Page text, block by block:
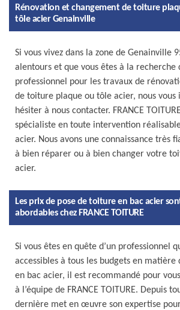
Rénovation et changement de toiture
tôle acier Genainville
Si vous vivez dans la zone de Genainville
alentours et que vous êtes à la recherche
professionnel pour les travaux de
de toiture plaque ou tôle acier, nous vous
hésiter à nous contacter. FRANCE
spécialiste en toute intervention
acier. Nous avons une connaissance très
à bien réparer ou à bien changer votre
acier.
Les prix de pose de toiture en bac acier
abordables chez FRANCE TOITURE
Si vous êtes en quête d’un professionnel
accessibles à tous les budgets en matière
en bac acier, il est recommandé pour
à l’équipe de FRANCE TOITURE. Depuis
dernière met en œuvre son expertise